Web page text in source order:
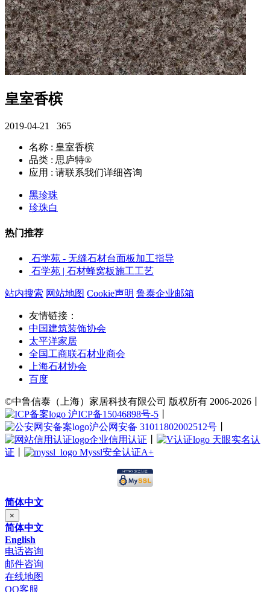
皇室香槟
2019-04-21 365
名称 : 皇室香槟
品类 : 思庐特®
应用 : 请联系我们详细咨询
黑珍珠
珍珠白
热门推荐
石学苑 - 无缝石材台面板加工指导
石学苑 | 石材蜂窝板施工工艺
站内搜索 网站地图 Cookie声明 鲁泰企业邮箱
友情链接：
中国建筑装饰协会
太平洋家居
全国工商联石材业商会
上海石材协会
百度
©中鲁信泰（上海）家居科技有限公司 版权所有 2006-2026丨
沪ICP备15046898号-5
沪公网安备 31011802002512号
企业信用认证
天眼实名认
证
Myssl安全认证A+
简体中文
×
简体中文
English
电话咨询
邮件咨询
在线地图
QQ客服